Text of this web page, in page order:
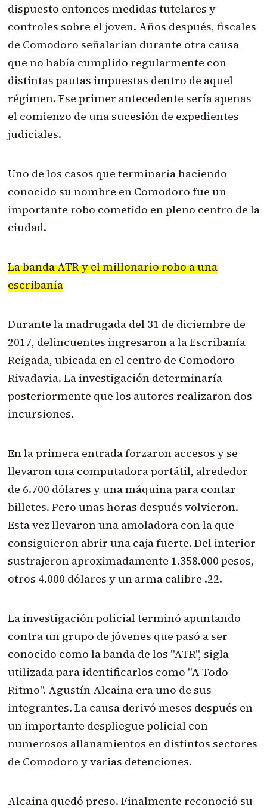
dispuesto entonces medidas tutelares y
controles sobre el joven. Años después, fiscales
de Comodoro señalarían durante otra causa
que no había cumplido regularmente con
distintas pautas impuestas dentro de aquel
régimen. Ese primer antecedente sería apenas
el comienzo de una sucesión de expedientes
judiciales.
Uno de los casos que terminaría haciendo
conocido su nombre en Comodoro fue un
importante robo cometido en pleno centro de la
ciudad.
La banda ATR y el millonario robo a una
escribanía
Durante la madrugada del 31 de diciembre de
2017, delincuentes ingresaron a la Escribanía
Reigada, ubicada en el centro de Comodoro
Rivadavia. La investigación determinaría
posteriormente que los autores realizaron dos
incursiones.
En la primera entrada forzaron accesos y se
llevaron una computadora portátil, alrededor
de 6.700 dólares y una máquina para contar
billetes. Pero unas horas después volvieron.
Esta vez llevaron una amoladora con la que
consiguieron abrir una caja fuerte. Del interior
sustrajeron aproximadamente 1.358.000 pesos,
otros 4.000 dólares y un arma calibre .22.
La investigación policial terminó apuntando
contra un grupo de jóvenes que pasó a ser
conocido como la banda de los "ATR", sigla
utilizada para identificarlos como "A Todo
Ritmo". Agustín Alcaina era uno de sus
integrantes. La causa derivó meses después en
un importante despliegue policial con
numerosos allanamientos en distintos sectores
de Comodoro y varias detenciones.
Alcaina quedó preso. Finalmente reconoció su